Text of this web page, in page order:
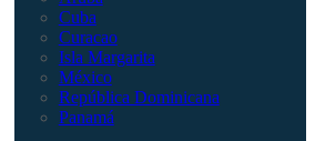
Cuba
Curacao
Isla Margarita
México
República Dominicana
Panamá